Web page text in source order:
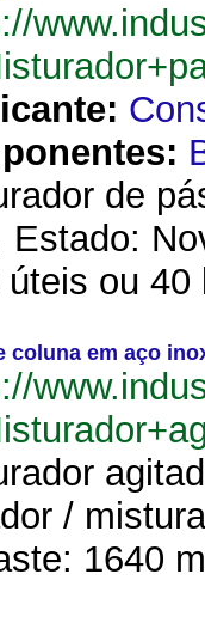
de
Estado:
úteis ou
em aço
/
1640